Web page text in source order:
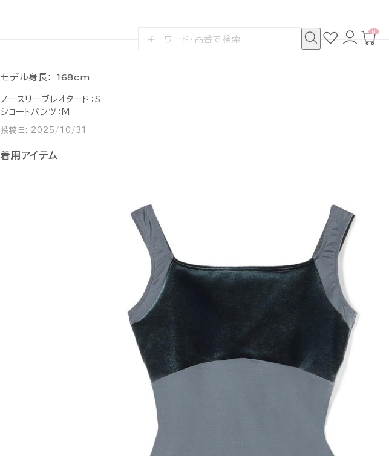
検
お
気
ロ
グ
カ
0
モデル身長: 168cm
ノースリーブレオタード：S
ショートパンツ：M
投稿日: 2025/10/31
着用アイテム